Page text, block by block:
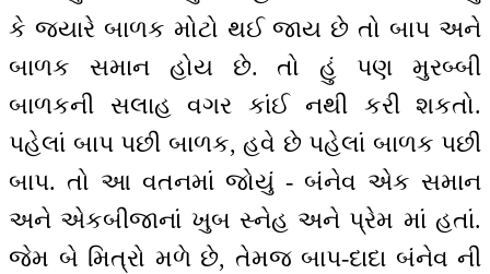
કે જ્યારે બાળક મોટો થઈ જાય છે તો બાપ અને
બાળક સમાન હોય છે. તો હું પણ મુરબ્બી
બાળકની સલાહ વગર કાંઈ નથી કરી શકતો.
પહેલાં બાપ પછી બાળક, હવે છે પહેલાં બાળક પછી
બાપ. તો આ વતનમાં જોયું - બંનેવ એક સમાન
અને એકબીજાનાં ખુબ સ્નેહ અને પ્રેમ માં હતાં.
જેમ બે મિત્રો મળે છે, તેમજ બાપ-દાદા બંનેવ ની